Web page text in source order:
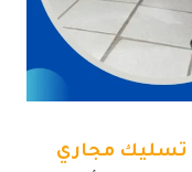
تسليك مجاري